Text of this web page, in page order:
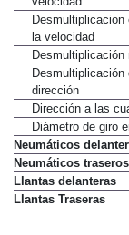
Desmultiplicacion
la velocidad
Desmultiplicación
Desmultiplicación
dirección
Dirección a las
Diámetro de giro
Neumáticos
Neumáticos traseros
Llantas delanteras
Llantas Traseras